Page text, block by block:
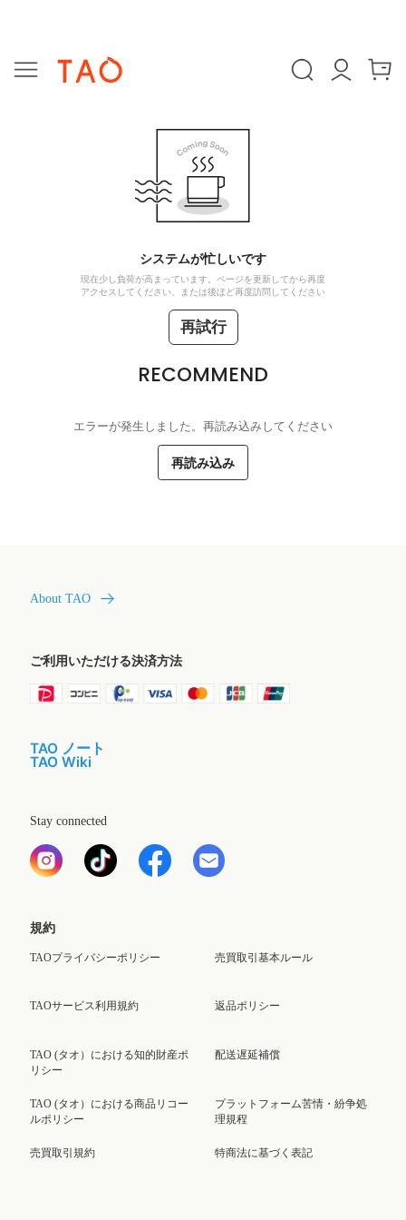
システムが忙しいです
現在少し負荷が高まっています。ページを更新してから再度
アクセスしてください、または後ほど再度訪問してください
再試行
RECOMMEND
エラーが発生しました。再読み込みしてください
再読み込み
About TAO
ご利用いただける決済方法
TAO ノート
TAO Wiki
Stay connected
規約
TAOプライバシーポリシー
TAOサービス利用規約
TAO (タオ）における知的財産ポ
リシー
TAO (タオ）における商品リコー
ルポリシー
売買取引規約
売買取引基本ルール
返品ポリシー
配送遅延補償
プラットフォーム苦情・紛争処
理規程
特商法に基づく表記